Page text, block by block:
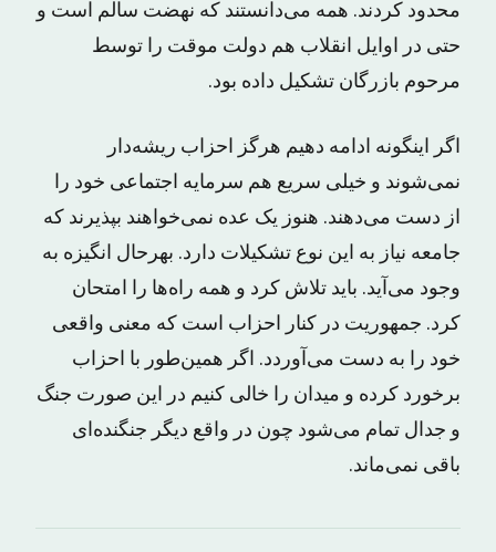
محدود کردند. همه می‌دانستند که نهضت سالم است و
حتی در اوایل انقلاب هم دولت موقت را توسط
مرحوم بازرگان تشکیل داده بود.
اگر اینگونه ادامه دهیم هرگز احزاب ریشه‌دار
نمی‌شوند و خیلی سریع هم سرمایه اجتماعی خود را
از دست می‌دهند. هنوز یک عده نمی‌خواهند بپذیرند که
جامعه نیاز به این نوع تشکیلات دارد. بهرحال انگیزه به
وجود می‌آید. باید تلاش کرد و همه را‌ه‌ها را امتحان
کرد. جمهوریت در کنار احزاب است که معنی واقعی
خود را به دست می‌آوردد. اگر همین‌طور با احزاب
برخورد کرده و میدان را خالی کنیم در این صورت جنگ
و جدال تمام می‌شود چون در واقع دیگر جنگنده‌ای
باقی نمی‌ماند.